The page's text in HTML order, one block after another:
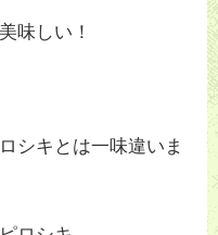
味しい！
シキとは一味違いま